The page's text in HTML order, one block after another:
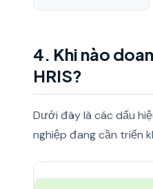
4. Khi nào
HRIS?
Dưới đây là các dấu
nghiệp đang cần triển